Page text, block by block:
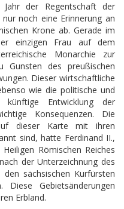
der Regentschaft der
noch eine Erinnerung an
Krone ab. Gerade im
einzigen Frau auf dem
Monarchie zur
Gunsten des preußischen
Dieser wirtschaftliche
wie die politische und
Entwicklung der
Konsequenzen. Die
dieser Karte mit ihren
sind, hatte Ferdinand II.,
Römischen Reiches
der Unterzeichnung des
sächsischen Kurfürsten
Gebietsänderungen
Erbland.